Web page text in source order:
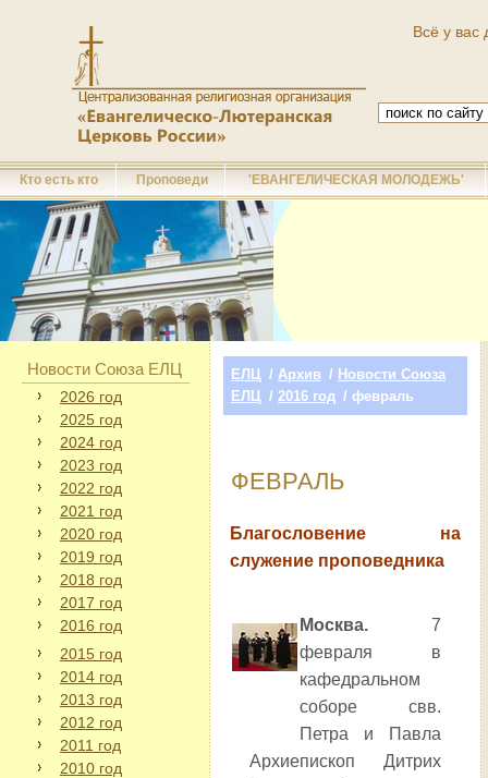
Всё у вас
Кто есть кто Проповеди 'ЕВАНГЕЛИЧЕСКАЯ МОЛОДЕЖЬ'
Новости Союза ЕЛЦ
2026 год
2025 год
2024 год
2023 год
2022 год
2021 год
2020 год
2019 год
2018 год
2017 год
2016 год
2015 год
2014 год
2013 год
2012 год
2011 год
2010 год
ЕЛЦ / Архив / Новости Союза
ЕЛЦ / 2016 год / февраль
ФЕВРАЛЬ
Благословение на
служение проповедника
Москва. 7
февраля в
кафедральном
соборе свв.
Петра и Павла
Архиепископ Дитрих